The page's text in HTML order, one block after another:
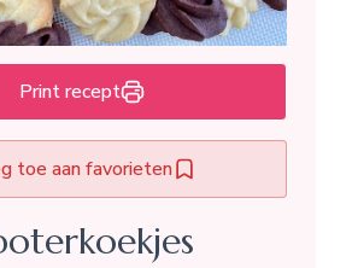
Print recept
toe aan favorieten